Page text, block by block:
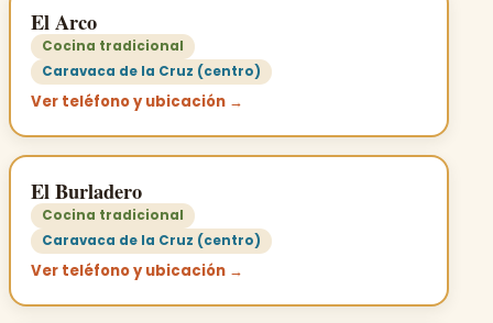
El Arco
Cocina tradicional
Caravaca de la Cruz (centro)
Ver teléfono y ubicación →
El Burladero
Cocina tradicional
Caravaca de la Cruz (centro)
Ver teléfono y ubicación →